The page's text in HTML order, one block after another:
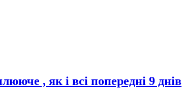
, як і всі попередні 9 днів